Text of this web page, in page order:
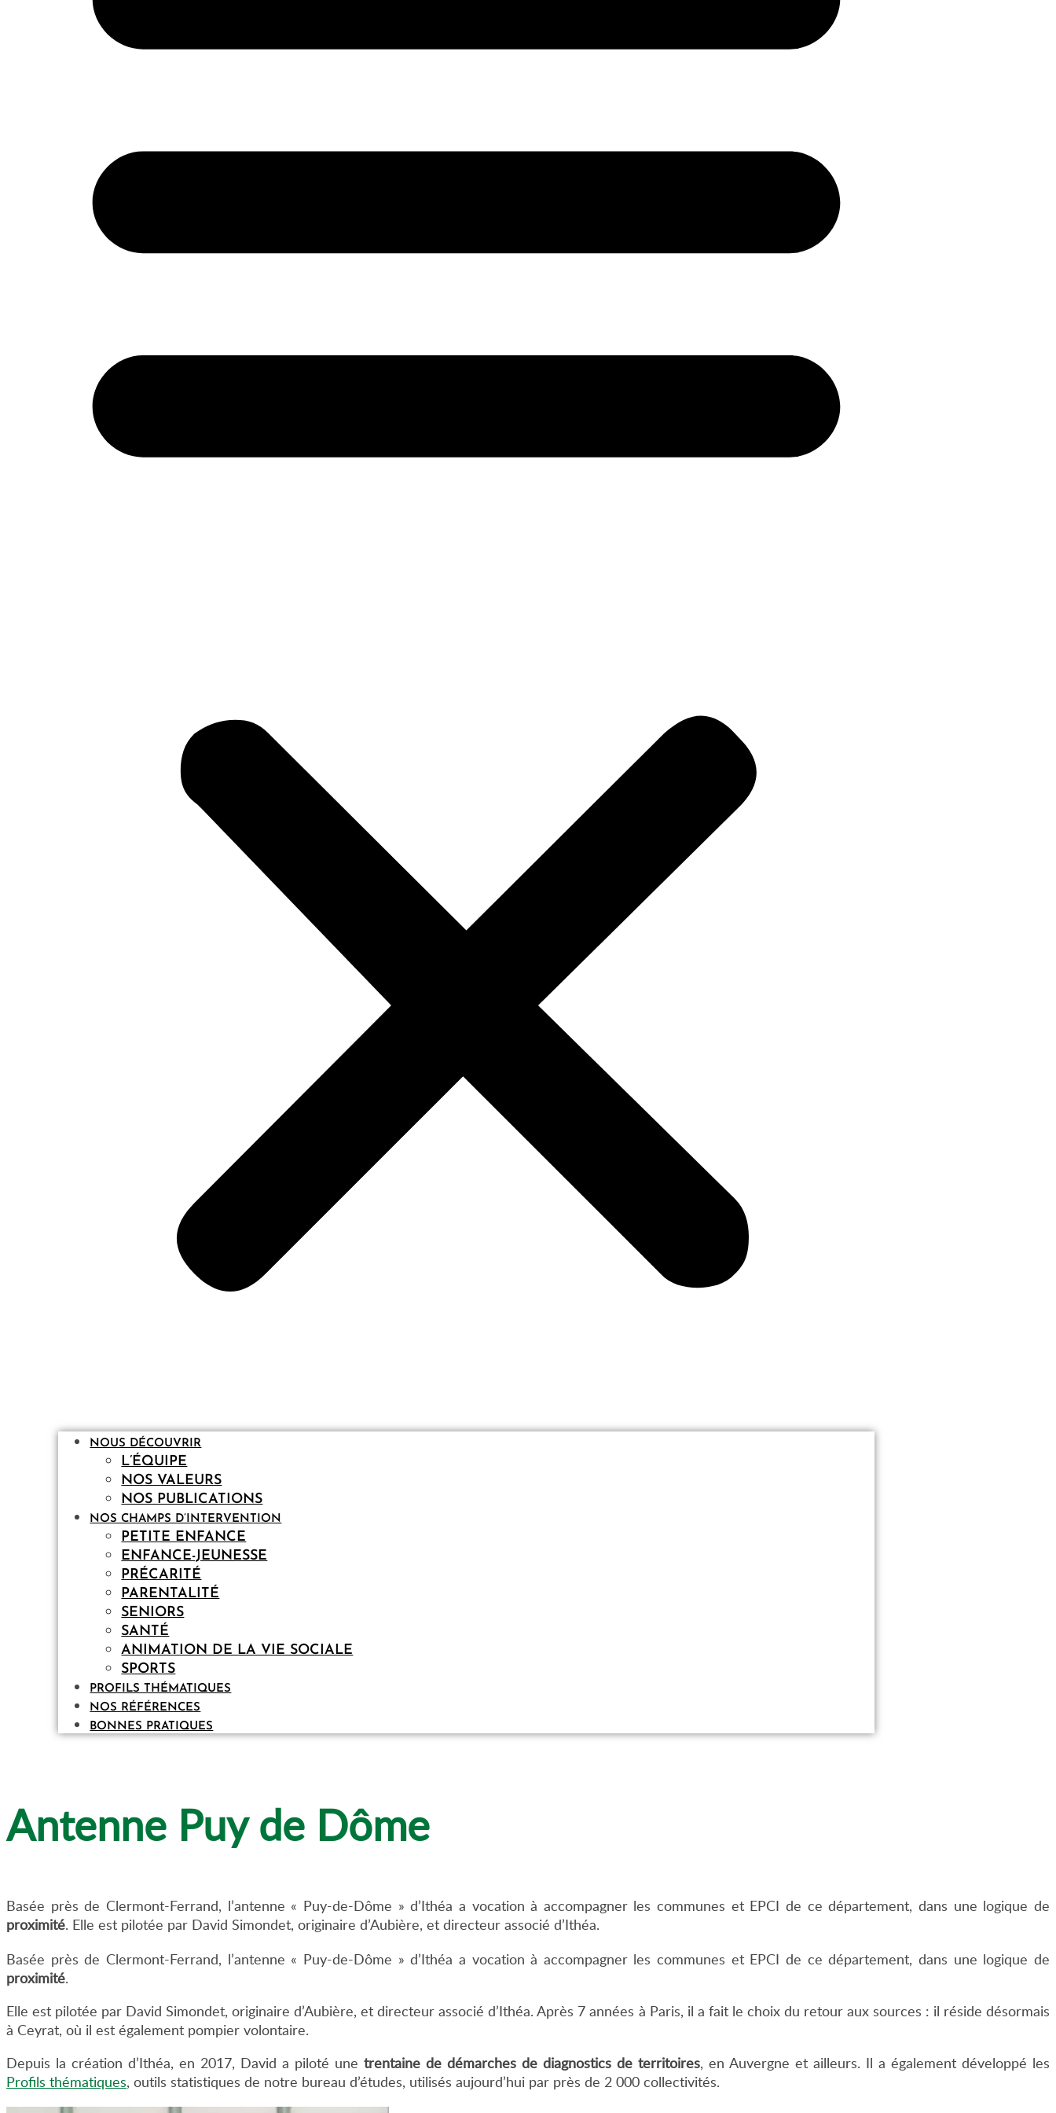
NOUS DÉCOUVRIR
L’ÉQUIPE
NOS VALEURS
NOS PUBLICATIONS
NOS CHAMPS D’INTERVENTION
PETITE ENFANCE
ENFANCE-JEUNESSE
PRÉCARITÉ
PARENTALITÉ
SENIORS
SANTÉ
ANIMATION DE LA VIE SOCIALE
SPORTS
PROFILS THÉMATIQUES
NOS RÉFÉRENCES
BONNES PRATIQUES
Antenne Puy de Dôme
Basée près de Clermont-Ferrand, l’antenne « Puy-de-Dôme » d’Ithéa a vocation à accompagner les communes et EPCI de ce département, dans une logique de
proximité. Elle est pilotée par David Simondet, originaire d’Aubière, et directeur associé d’Ithéa.
Basée près de Clermont-Ferrand, l’antenne « Puy-de-Dôme » d’Ithéa a vocation à accompagner les communes et EPCI de ce département, dans une logique de
proximité.
Elle est pilotée par David Simondet, originaire d’Aubière, et directeur associé d’Ithéa. Après 7 années à Paris, il a fait le choix du retour aux sources : il réside désormais
à Ceyrat, où il est également pompier volontaire.
Depuis la création d’Ithéa, en 2017, David a piloté une trentaine de démarches de diagnostics de territoires, en Auvergne et ailleurs. Il a également développé les
Profils thématiques, outils statistiques de notre bureau d’études, utilisés aujourd’hui par près de 2 000 collectivités.